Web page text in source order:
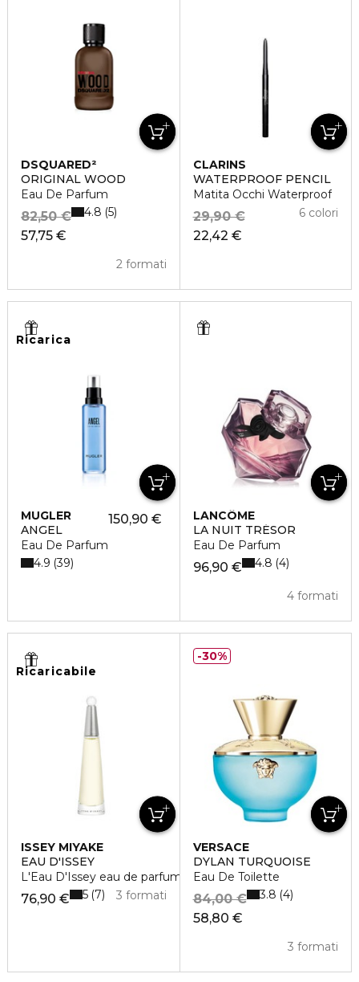
DSQUARED²
ORIGINAL WOOD
Eau De Parfum
57,75 €
82,50 €
2 formati
4.8 5
CLARINS
WATERPROOF PENCIL
Matita Occhi Waterproof
22,42 €
29,90 € 6 colori
Ricarica
MUGLER
ANGEL
Eau De Parfum
150,90 €
4.9 39
LANCÔME
LA NUIT TRÉSOR
Eau De Parfum
96,90 €
4 formati
4.8 4
Ricaricabile
ISSEY MIYAKE
EAU D'ISSEY
L'Eau D'Issey eau de parfum vaporisateur rechargeable
76,90 € 3 formati
5 7
VERSACE
DYLAN TURQUOISE
Eau De Toilette
58,80 €
84,00 €
3 formati
3.8 4
30%